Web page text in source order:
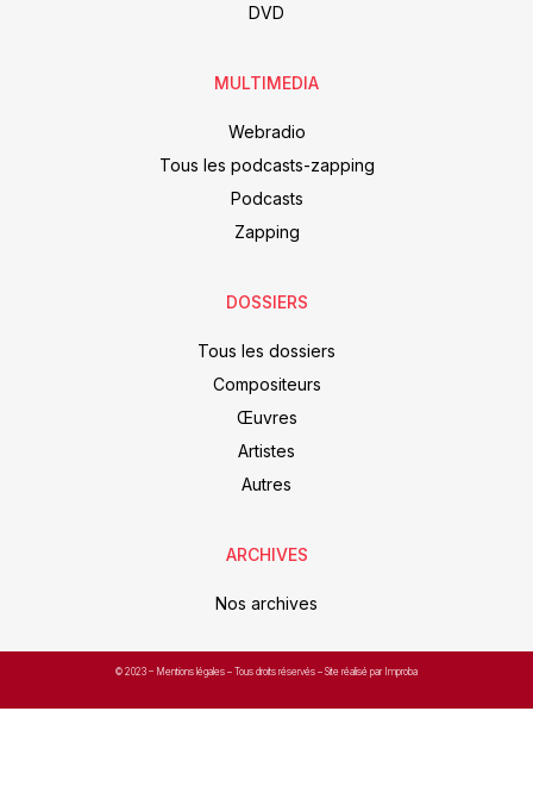
DVD
MULTIMEDIA
Webradio
Tous les podcasts-zapping
Podcasts
Zapping
DOSSIERS
Tous les dossiers
Compositeurs
Œuvres
Artistes
Autres
ARCHIVES
Nos archives
© 2023 – Mentions légales – Tous droits réservés – Site réalisé par Improba